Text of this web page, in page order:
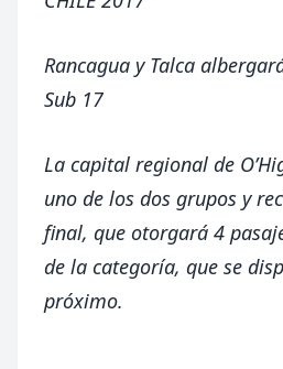
Rancagua y Talca
Sub 17
La capital regional de
uno de los dos grupos y
final, que otorgará 4
de la categoría, que se
próximo.